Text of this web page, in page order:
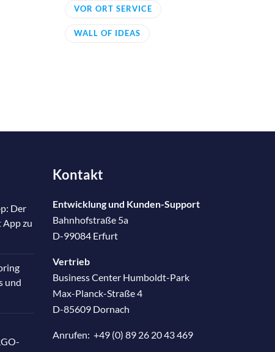
VOR ORT SERVICE
WALL OF IDEAS
Der
App zu
und
Kontakt
Entwicklung und Kunden-Support
Bahnhofstraße 5a
D-99084 Erfurt
Vertrieb
Business Center Humboldt-Park
Max-Planck-Straße 4
D-85609 Dornach
Anrufen: +49 (0) 89 26 20 43 469